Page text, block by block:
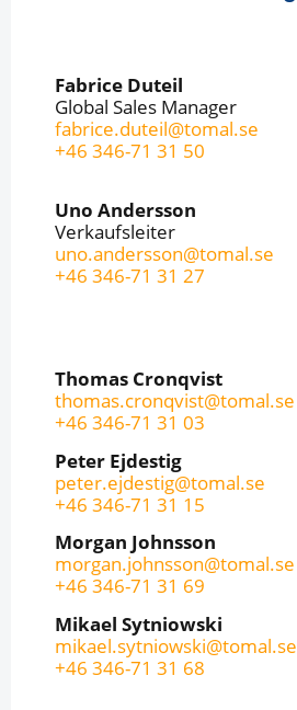
Fabrice Duteil
Global Sales Manager
fabrice.duteil@tomal.se
+46 346-71 31 50
Uno Andersson
Verkaufsleiter
uno.andersson@tomal.se
+46 346-71 31 27
Thomas Cronqvist
thomas.cronqvist@tomal.se
+46 346-71 31 03
Peter Ejdestig
peter.ejdestig@tomal.se
+46 346-71 31 15
Morgan Johnsson
morgan.johnsson@tomal.se
+46 346-71 31 69
Mikael Sytniowski
mikael.sytniowski@tomal.se
+46 346-71 31 68